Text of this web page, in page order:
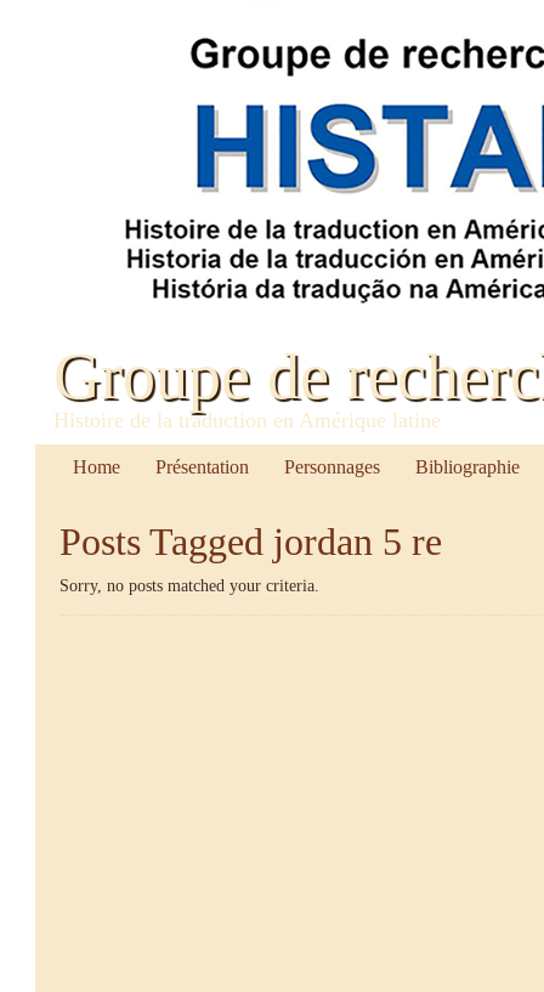
Groupe de
Histoire de la traduction en Amérique latine
Home Présentation Personnages Bibliographie
Posts Tagged jordan 5 re
Sorry, no posts matched your criteria.